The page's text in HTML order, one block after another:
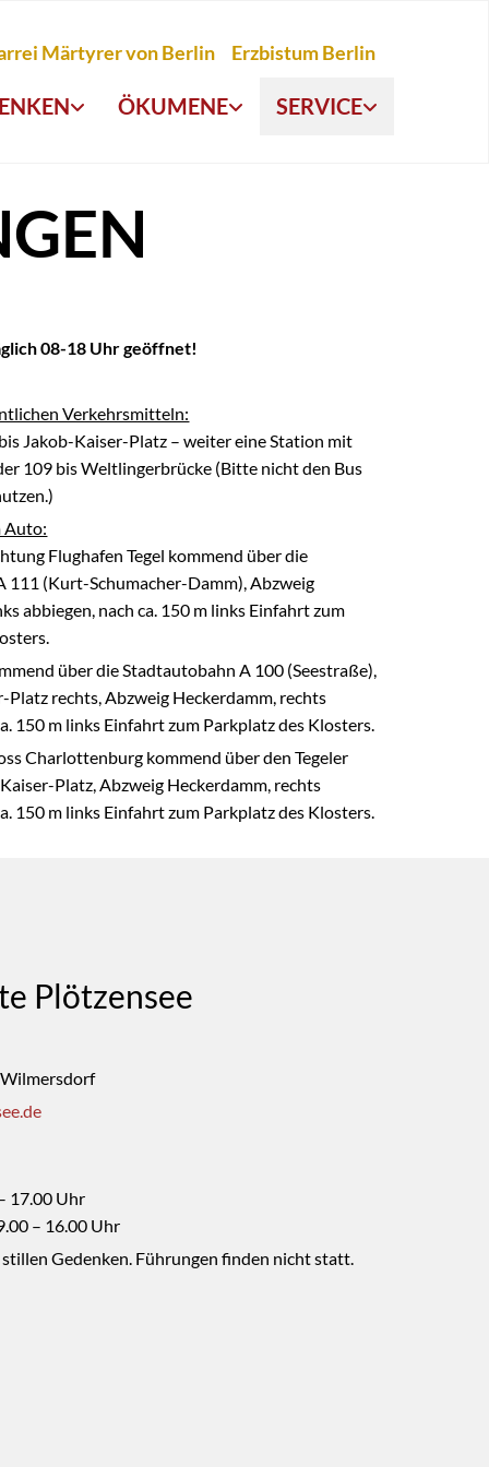
Märtyrer von Berlin Erzbistum Berlin
ÖKUMENE SERVICE
08-18 Uhr geöffnet!
Verkehrsmitteln:
Jakob-Kaiser-Platz – weiter eine Station mit
109 bis Weltlingerbrücke (Bitte nicht den Bus
Auto:
Flughafen Tegel kommend über die
111 (Kurt-Schumacher-Damm), Abzweig
abbiegen, nach ca. 150 m links Einfahrt zum
über die Stadtautobahn A 100 (Seestraße),
Platz rechts, Abzweig Heckerdamm, rechts
150 m links Einfahrt zum Parkplatz des Klosters.
Charlottenburg kommend über den Tegeler
Platz, Abzweig Heckerdamm, rechts
150 m links Einfahrt zum Parkplatz des Klosters.
Plötzensee
17.00 Uhr
– 16.00 Uhr
Gedenken. Führungen finden nicht statt.